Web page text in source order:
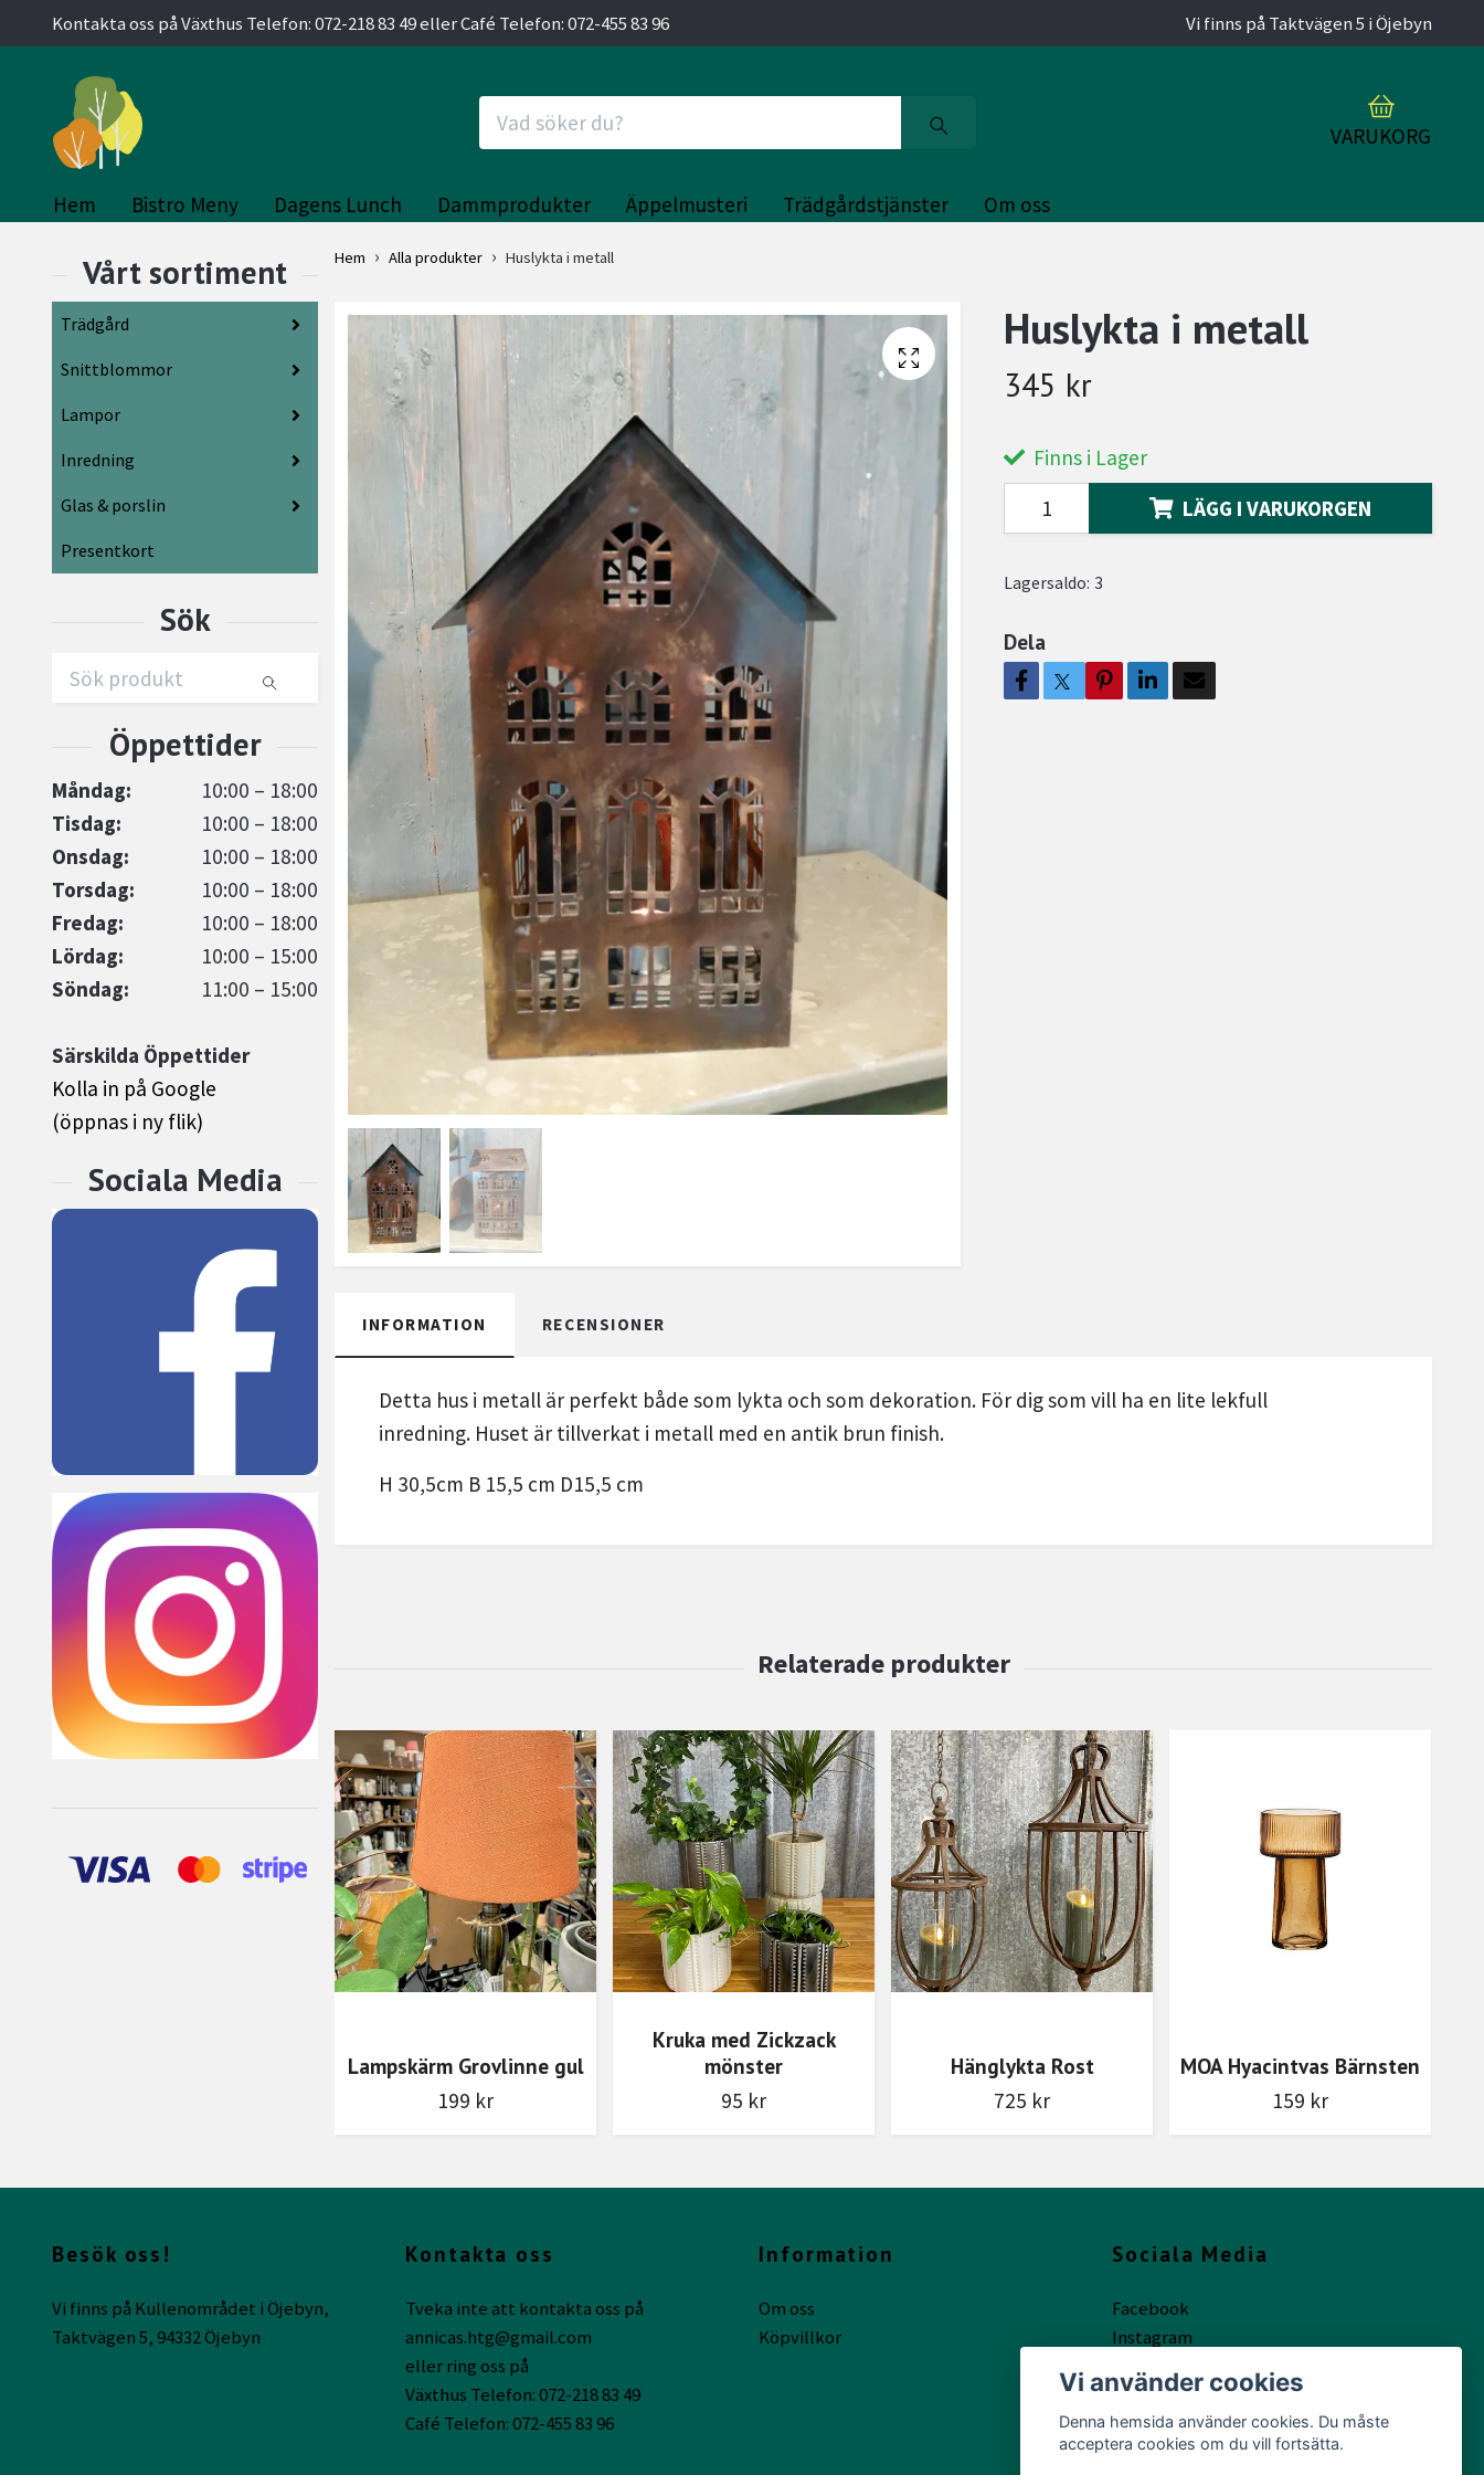
Kontakta oss på Växthus Telefon: 072-218 83 49 eller Café Telefon: 072-455 83 96 Vi finns på Taktvägen 5 i Öjebyn
VARUKORG
Hem Bistro Meny Dagens Lunch Dammprodukter Äppelmusteri Trädgårdstjänster Om oss
Trädgård
Snittblommor
Lampor
Inredning
Glas & porslin
Presentkort
Måndag:
10:00 – 18:00
Tisdag:
10:00 – 18:00
Onsdag:
10:00 – 18:00
Torsdag:
10:00 – 18:00
Fredag:
10:00 – 18:00
Lördag:
10:00 – 15:00
Söndag:
11:00 – 15:00
Särskilda Öppettider
Kolla in på Google
(öppnas i ny flik)
Hem Alla produkter Huslykta i metall
Huslykta i metall
345 kr
Finns i Lager
LÄGG I VARUKORGEN
Lagersaldo: 3
Dela
INFORMATION RECENSIONER
Detta hus i metall är perfekt både som lykta och som dekoration. För dig som vill ha en lite lekfull
inredning. Huset är tillverkat i metall med en antik brun finish.
H 30,5cm B 15,5 cm D15,5 cm
Lampskärm Grovlinne gul
199 kr
Kruka med Zickzack
mönster
95 kr
Hänglykta Rost
725 kr
MOA Hyacintvas Bärnsten
159 kr
Besök oss!
Vi finns på Kullenområdet i Öjebyn,
Taktvägen 5, 94332 Öjebyn
Kontakta oss
Tveka inte att kontakta oss på
annicas.htg@gmail.com
eller ring oss på
Växthus Telefon: 072-218 83 49
Café Telefon: 072-455 83 96
Information
Om oss
Köpvillkor
Sociala Media
Facebook
Instagram
Vi använder cookies
Denna hemsida använder cookies. Du måste
acceptera cookies om du vill fortsätta.